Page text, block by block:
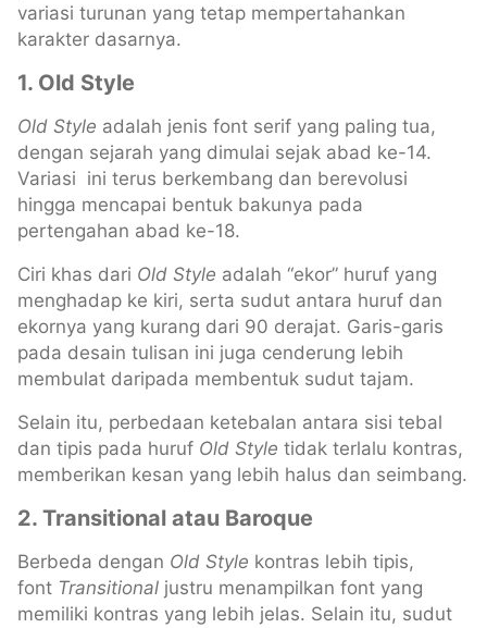
variasi turunan yang tetap mempertahankan
karakter dasarnya.
1. Old Style
Old Style adalah jenis font serif yang paling tua,
dengan sejarah yang dimulai sejak abad ke-14.
Variasi ini terus berkembang dan berevolusi
hingga mencapai bentuk bakunya pada
pertengahan abad ke-18.
Ciri khas dari Old Style adalah “ekor” huruf yang
menghadap ke kiri, serta sudut antara huruf dan
ekornya yang kurang dari 90 derajat. Garis-garis
pada desain tulisan ini juga cenderung lebih
membulat daripada membentuk sudut tajam.
Selain itu, perbedaan ketebalan antara sisi tebal
dan tipis pada huruf Old Style tidak terlalu kontras,
memberikan kesan yang lebih halus dan seimbang.
2. Transitional atau Baroque
Berbeda dengan Old Style kontras lebih tipis,
font Transitional justru menampilkan font yang
memiliki kontras yang lebih jelas. Selain itu, sudut